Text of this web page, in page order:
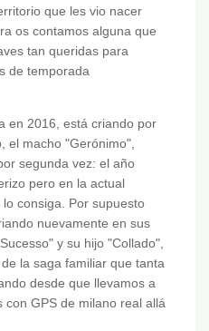
que les vio nacer
os contamos alguna que
tan queridas para
de temporada
en 2016, está criando por
el macho "Gerónimo",
segunda vez: el año
pero en la actual
consiga. Por supuesto
nuevamente en sus
y su hijo "Collado",
la saga familiar que tanta
desde que llevamos a
GPS de milano real allá